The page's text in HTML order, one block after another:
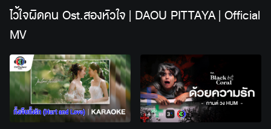
ไว้ใจผิดคน Ost.สองหัวใจ | DAOU PITTAYA | Official
MV